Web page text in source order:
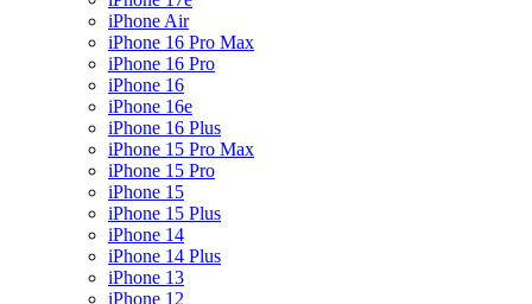
iPhone Air
iPhone 16 Pro Max
iPhone 16 Pro
iPhone 16
iPhone 16e
iPhone 16 Plus
iPhone 15 Pro Max
iPhone 15 Pro
iPhone 15
iPhone 15 Plus
iPhone 14
iPhone 14 Plus
iPhone 13
iPhone 12